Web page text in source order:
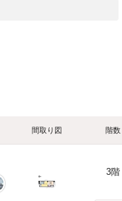
間取り図 階数
3階